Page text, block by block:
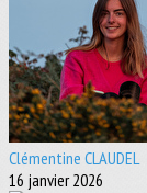
Clémentine CLAUDEL
16 janvier 2026